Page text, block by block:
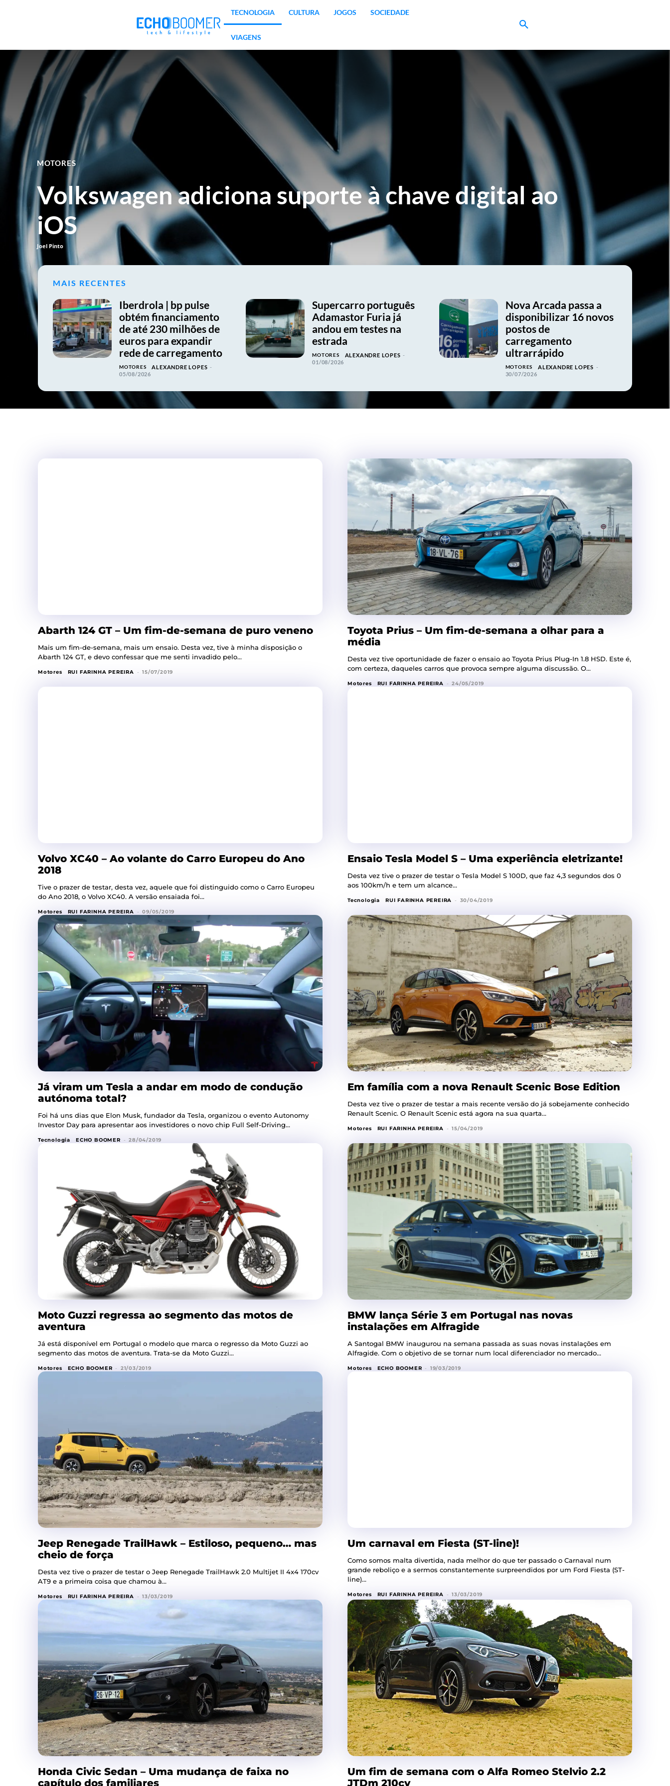
TECNOLOGIA CULTURA JOGOS SOCIEDADE
VIAGENS
MOTORES
Volkswagen adiciona suporte à chave digital ao
iOS
Joel Pinto
MAIS RECENTES
Iberdrola | bp pulse
obtém financiamento
de até 230 milhões de
euros para expandir
rede de carregamento
MOTORES ALEXANDRE LOPES -
05/08/2026
Supercarro português
Adamastor Furia já
andou em testes na
estrada
MOTORES ALEXANDRE LOPES -
01/08/2026
Nova Arcada passa a
disponibilizar 16 novos
postos de
carregamento
ultrarrápido
MOTORES ALEXANDRE LOPES -
30/07/2026
Abarth 124 GT – Um fim-de-semana de puro veneno
Mais um fim-de-semana, mais um ensaio. Desta vez, tive à minha disposição o
Abarth 124 GT, e devo confessar que me senti invadido pelo...
Motores RUI FARINHA PEREIRA - 15/07/2019
Toyota Prius – Um fim-de-semana a olhar para a
média
Desta vez tive oportunidade de fazer o ensaio ao Toyota Prius Plug-In 1.8 HSD. Este é,
com certeza, daqueles carros que provoca sempre alguma discussão. O...
Motores RUI FARINHA PEREIRA - 24/05/2019
Volvo XC40 – Ao volante do Carro Europeu do Ano
2018
Tive o prazer de testar, desta vez, aquele que foi distinguido como o Carro Europeu
do Ano 2018, o Volvo XC40. A versão ensaiada foi...
Motores RUI FARINHA PEREIRA - 09/05/2019
Ensaio Tesla Model S – Uma experiência eletrizante!
Desta vez tive o prazer de testar o Tesla Model S 100D, que faz 4,3 segundos dos 0
aos 100km/h e tem um alcance...
Tecnologia RUI FARINHA PEREIRA - 30/04/2019
Já viram um Tesla a andar em modo de condução
autónoma total?
Foi há uns dias que Elon Musk, fundador da Tesla, organizou o evento Autonomy
Investor Day para apresentar aos investidores o novo chip Full Self-Driving...
Tecnologia ECHO BOOMER - 28/04/2019
Em família com a nova Renault Scenic Bose Edition
Desta vez tive o prazer de testar a mais recente versão do já sobejamente conhecido
Renault Scenic. O Renault Scenic está agora na sua quarta...
Motores RUI FARINHA PEREIRA - 15/04/2019
Moto Guzzi regressa ao segmento das motos de
aventura
Já está disponível em Portugal o modelo que marca o regresso da Moto Guzzi ao
segmento das motos de aventura. Trata-se da Moto Guzzi...
Motores ECHO BOOMER - 21/03/2019
BMW lança Série 3 em Portugal nas novas
instalações em Alfragide
A Santogal BMW inaugurou na semana passada as suas novas instalações em
Alfragide. Com o objetivo de se tornar num local diferenciador no mercado...
Motores ECHO BOOMER - 19/03/2019
Jeep Renegade TrailHawk – Estiloso, pequeno… mas
cheio de força
Desta vez tive o prazer de testar o Jeep Renegade TrailHawk 2.0 Multijet II 4x4 170cv
AT9 e a primeira coisa que chamou à...
Motores RUI FARINHA PEREIRA - 13/03/2019
Um carnaval em Fiesta (ST-line)!
Como somos malta divertida, nada melhor do que ter passado o Carnaval num
grande reboliço e a sermos constantemente surpreendidos por um Ford Fiesta (ST-
line)...
Motores RUI FARINHA PEREIRA - 13/03/2019
Honda Civic Sedan – Uma mudança de faixa no
capítulo dos familiares
Um fim de semana com o Alfa Romeo Stelvio 2.2
JTDm 210cv